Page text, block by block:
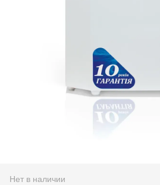
Нет в наличии